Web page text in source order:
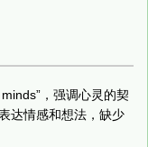
，强调心灵的契
达情感和想法，缺少